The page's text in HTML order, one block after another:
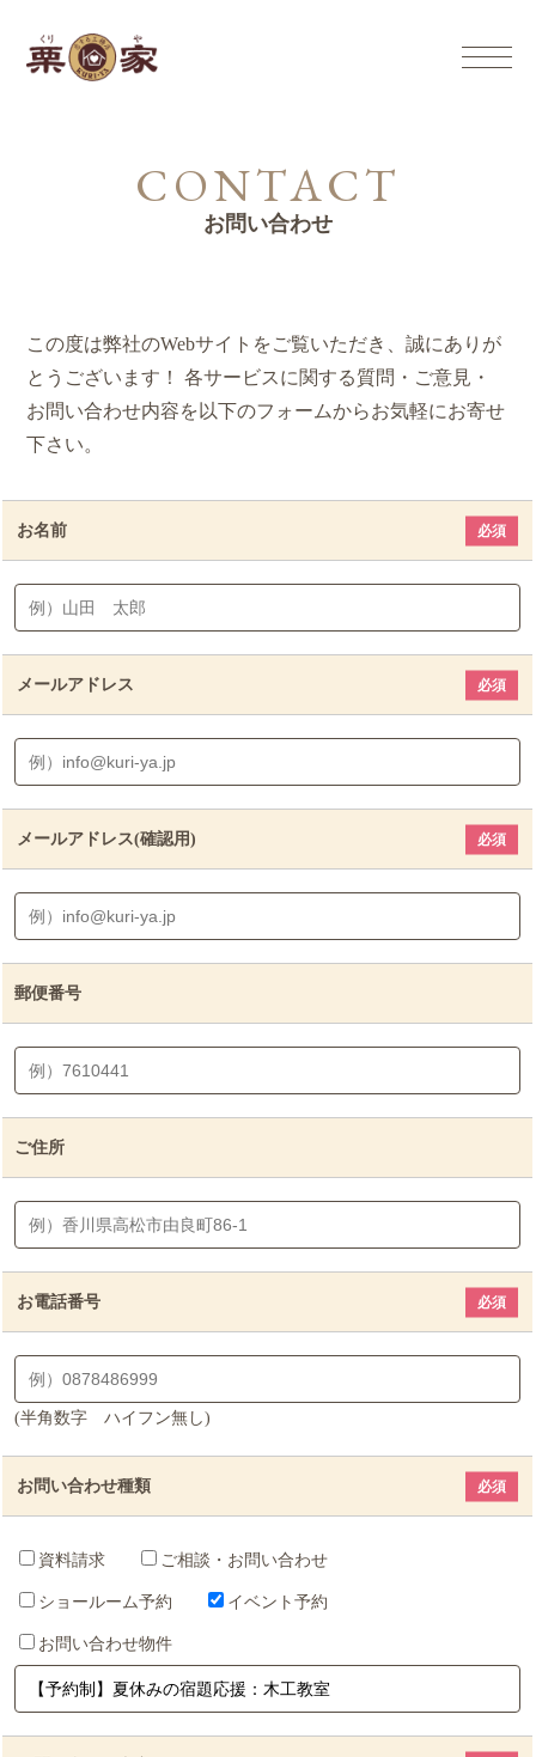
CONTACT
お問い合わせ
この度は弊社のWebサイトをご覧いただき、誠にありが
とうございます！
各サービスに関する質問・ご意見・
お問い合わせ内容を以下のフォームからお気軽にお寄せ
下さい。
お名前 必須
メールアドレス 必須
メールアドレス(確認用) 必須
郵便番号
ご住所
お電話番号 必須
(半角数字 ハイフン無し)
お問い合わせ種類 必須
資料請求 ご相談・お問い合わせ
ショールーム予約 イベント予約
お問い合わせ物件